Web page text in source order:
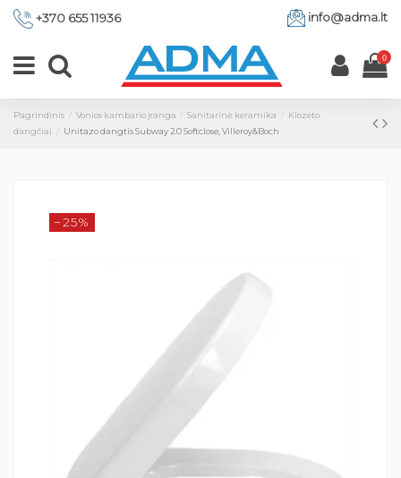
+370 655 11936 info@adma.lt
0
Pagrindinis Vonios kambario įranga Sanitarinė keramika
Klozeto
dangčiai
Unitazo dangtis Subway 2.0 Softclose, Villeroy&Boch
−25%